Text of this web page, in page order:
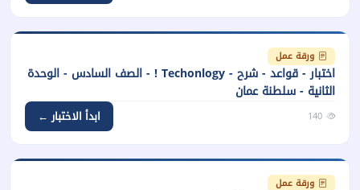
ورقة عمل
اختبار - قواعد - شرح - Techonlogy ! - الصف السادس - الوحدة
الثانية - سلطنة عمان
140 ابدأ الاختبار ←
ورقة عمل